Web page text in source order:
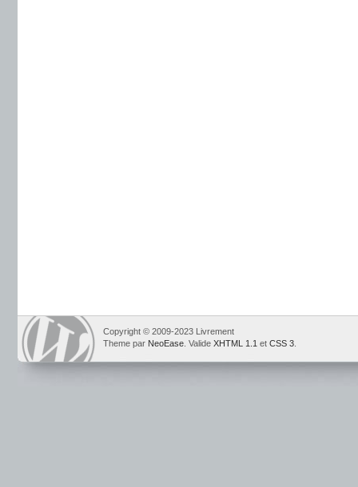
Copyright © 2009-2023 Livrement
Theme par NeoEase . Valide XHTML 1.1 et CSS 3